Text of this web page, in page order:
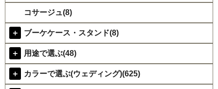
コサージュ(8)
＋ ブーケケース・スタンド(8)
＋ 用途で選ぶ(48)
＋ カラーで選ぶ(ウェディング)(625)